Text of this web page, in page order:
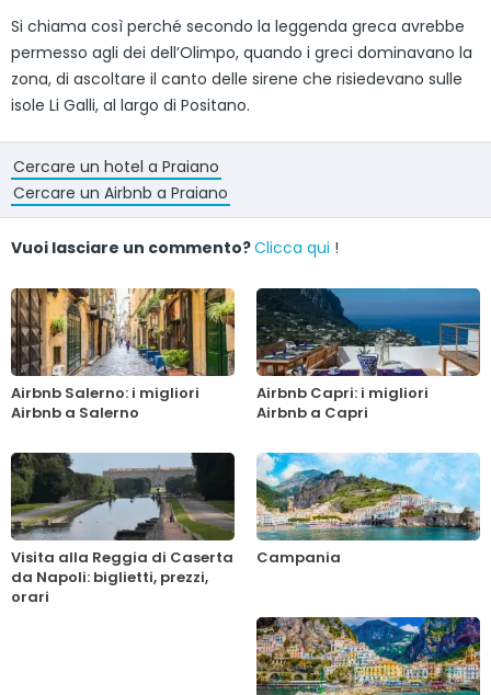
Si chiama così perché secondo la leggenda greca avrebbe
permesso agli dei dell’Olimpo, quando i greci dominavano la
zona, di ascoltare il canto delle sirene che risiedevano sulle
isole Li Galli, al largo di Positano.
Cercare un hotel a Praiano
Cercare un Airbnb a Praiano
Vuoi lasciare un commento?Clicca qui !
Airbnb Salerno: i migliori
Airbnb a Salerno
Airbnb Capri: i migliori
Airbnb a Capri
Visita alla Reggia di Caserta
da Napoli: biglietti, prezzi,
orari
Campania